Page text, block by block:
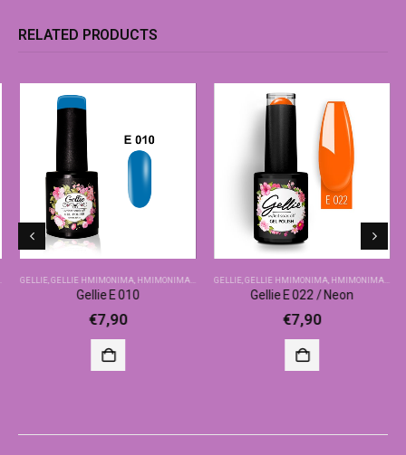
RELATED PRODUCTS
GELLIE, GELLIE ΗΜΙΜΌΝΙΜΑ, ΗΜΙΜΌΝΙΜΑ-ΒΑΣΙΚΆ ΧΡΏΜΑΤΑ
Gellie E 010
€7,90
GELLIE, GELLIE ΗΜΙΜΌΝΙΜΑ, ΗΜΙΜΌΝΙΜΑ-ΒΑΣΙΚΆ ΧΡΏΜΑΤΑ
Gellie E 022 / Neon
€7,90